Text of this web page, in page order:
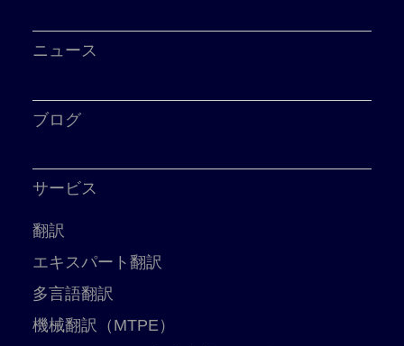
ニュース
ブログ
サービス
翻訳
エキスパート翻訳
多言語翻訳
機械翻訳（MTPE）